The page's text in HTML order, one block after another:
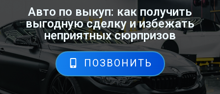
Авто по выкуп: как получить
выгодную сделку и избежать
неприятных сюрпризов
ПОЗВОНИТЬ